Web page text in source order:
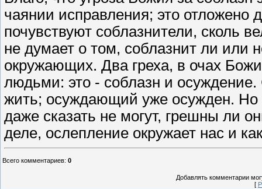
чаянии исправления; это отложено
почувствуют соблазнители, сколь
не думает о том, соблазнит ли или
окружающих. Два греха, в очах
людьми: это - соблазн и
жить; осуждающий уже осужден. Но
даже сказать не могут, грешны ли
деле, ослепление окружает нас и
Всего комментариев: 0
Добавлять комментарии
[